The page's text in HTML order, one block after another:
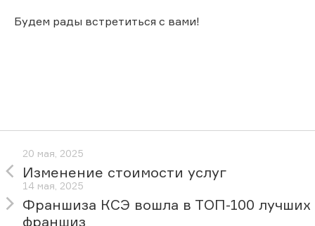
Будем рады встретиться с вами!
20 мая, 2025
Изменение стоимости услуг
14 мая, 2025
Франшиза КСЭ вошла в ТОП-100 лучших
франшиз